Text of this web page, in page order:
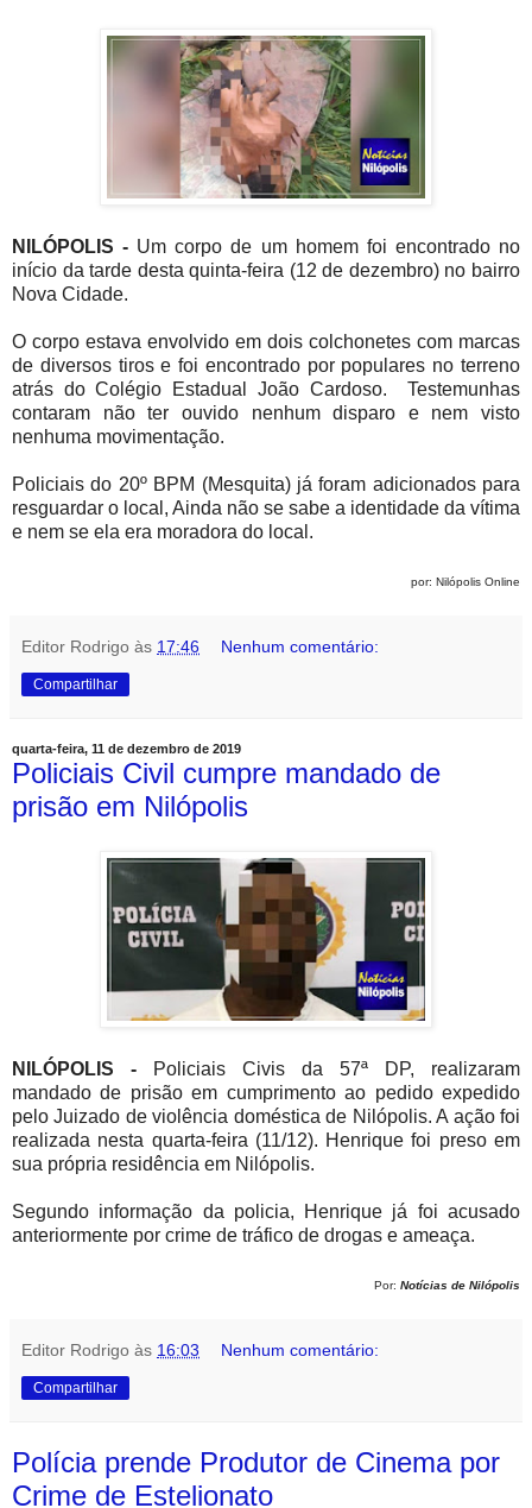
NILÓPOLIS - Um corpo de um homem foi encontrado no
início da tarde desta quinta-feira (12 de dezembro) no bairro
Nova Cidade.
O corpo estava envolvido em dois colchonetes com marcas
de diversos tiros e foi encontrado por populares no terreno
atrás do Colégio Estadual João Cardoso. Testemunhas
contaram não ter ouvido nenhum disparo e nem visto
nenhuma movimentação.
Policiais do 20º BPM (Mesquita) já foram adicionados para
resguardar o local, Ainda não se sabe a identidade da vítima
e nem se ela era moradora do local.
por: Nilópolis Online
Editor Rodrigo às 17:46 Nenhum comentário:
Compartilhar
quarta-feira, 11 de dezembro de 2019
Policiais Civil cumpre mandado de
prisão em Nilópolis
NILÓPOLIS -
Policiais Civis da 57ª DP, realizaram
mandado de prisão em cumprimento ao pedido expedido
pelo Juizado de violência doméstica de Nilópolis. A ação foi
realizada nesta quarta-feira (11/12). Henrique foi preso em
sua própria residência em Nilópolis.
Segundo informação da policia, Henrique já foi acusado
anteriormente por crime de tráfico de drogas e ameaça.
Por: Notícias de Nilópolis
Editor Rodrigo às 16:03 Nenhum comentário:
Compartilhar
Polícia prende Produtor de Cinema por
Crime de Estelionato